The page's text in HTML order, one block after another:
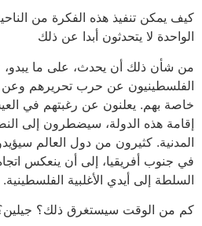
كيف يمكن تنفيذ هذه الفكرة من
الواحدة لا يتحدثون أبدا عن ذلك
من شأن ذلك أن يحدث، على ما يبدو،
الفلسطينيون عن حرب تحريرهم وعن
خاصة بهم. يعلنون عن رغبتهم في
إقامة هذه الدولة، سيضطرون إلى
المدنية. كثيرون من دول العالم
في جنوب أفريقيا، إلى أن ينعكس
السلطة إلى أيدي الأغلبية الفلسطينية.
كم من الوقت سيستغرق ذلك؟ جيلين؟